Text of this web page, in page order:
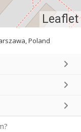
Leaflet
Poland